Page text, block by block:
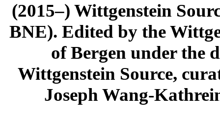
(2015–) Wittgenstein
BNE). Edited by the
of Bergen under the
Wittgenstein Source,
Joseph Wang-